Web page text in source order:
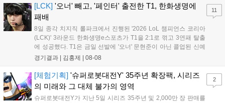
즈' 김수환의 인터뷰 내...
[LCK] '오너' 빼고, '페인터' 출전한 T1, 한화생명에
패배
8일 종각 치지직 롤파크에서 진행된 '2026 LoL 챔피언스 코리아
(LCK)' 3라운드 한화생명e스포츠가 T1을 2:1로 꺾고 3연패 탈출
에 성공했다. T1은 금일 선발에 '오너' 문현준이 아닌 콜업된 신예
'페인터' 김은후를 투입했지만, 결국 1:2로 패배하고 말았다. T1은
을 빼냈다....
경기결과 | 김홍제 | 08-08
11
[체험기획] '슈퍼로봇대전Y' 35주년 확장팩, 시리즈
의 미래와 그 대체 불가의 영역
슈퍼로봇대전Y가 지난 5일 시리즈 35주년 및 2,000만 장 판매를
2